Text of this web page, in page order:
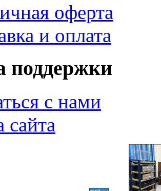
оферта
и оплата
поддержки
с нами
сайта